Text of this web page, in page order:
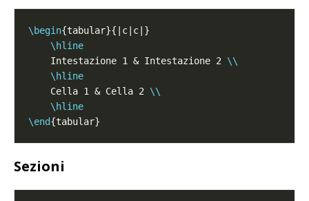
\begin
\hline
    Intestazione 1 & Intestazione 2
\\
\hline
    Cella 1 & Cella 2
\\
\hline
\end
Sezioni